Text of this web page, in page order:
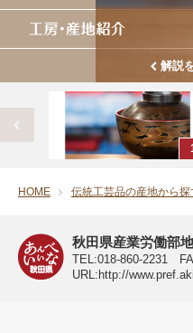
解説
HOME 伝統工芸品の産地から探
秋田県 公式サイト
秋田県産業労働部
TEL:018-860-2231
URL:http://